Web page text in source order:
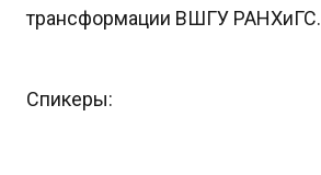
трансформации ВШГУ РАНХиГС.
Спикеры: